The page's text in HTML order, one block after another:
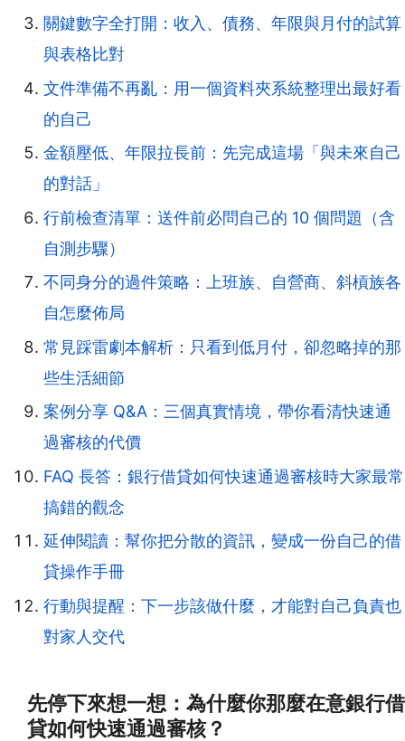
關鍵數字全打開：收入、債務、年限與月付的試算
與表格比對
文件準備不再亂：用一個資料夾系統整理出最好看
的自己
金額壓低、年限拉長前：先完成這場「與未來自己
的對話」
行前檢查清單：送件前必問自己的 10 個問題（含
自測步驟）
不同身分的過件策略：上班族、自營商、斜槓族各
自怎麼佈局
常見踩雷劇本解析：只看到低月付，卻忽略掉的那
些生活細節
案例分享 Q&A：三個真實情境，帶你看清快速通
過審核的代價
FAQ 長答：銀行借貸如何快速通過審核時大家最常
搞錯的觀念
延伸閱讀：幫你把分散的資訊，變成一份自己的借
貸操作手冊
行動與提醒：下一步該做什麼，才能對自己負責也
對家人交代
先停下來想一想：為什麼你那麼在意銀行借
貸如何快速通過審核？